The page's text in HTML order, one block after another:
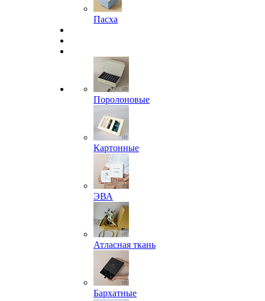
Пасха
Поролоновые
Картонные
ЭВА
Атласная ткань
Бархатные